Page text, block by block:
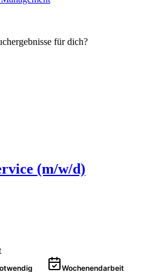
für dich?
(m/w/d)
Wochenendarbeit